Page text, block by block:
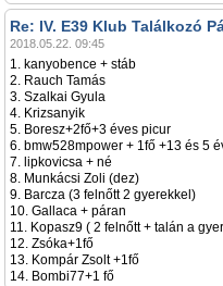
Re: IV. E39 Klub Találkozó
2018.05.22. 09:45
1. kanyobence + stáb
2. Rauch Tamás
3. Szalkai Gyula
4. Krizsanyik
5. Boresz+2fő+3 éves picur
6. bmw528mpower + 1fő +13 és 5
7. lipkovicsa + né
8. Munkácsi Zoli (dez)
9. Barcza (3 felnőtt 2 gyerekkel)
10. Gallaca + páran
11. Kopasz9 ( 2 felnőtt + talán a
12. Zsóka+1fő
13. Kompár Zsolt +1fő
14. Bombi77+1 fő